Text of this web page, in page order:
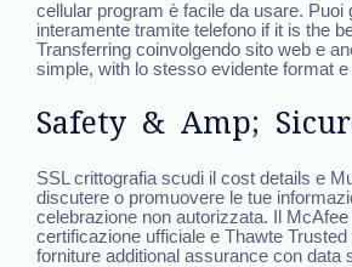
cellular program è facile da usare. Puoi
interamente tramite telefono if it is the
Transferring coinvolgendo sito web e
simple, with lo stesso evidente format
Safety & Amp;
SSL crittografia scudi il cost details e
discutere o promuovere le tue
celebrazione non autorizzata. Il
certificazione ufficiale e Thawte
forniture additional assurance con data